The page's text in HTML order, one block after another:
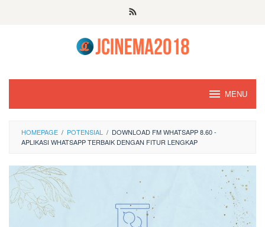
MENU
HOMEPAGE / POTENSIAL / DOWNLOAD FM WHATSAPP 8.60 -
APLIKASI WHATSAPP TERBAIK DENGAN FITUR LENGKAP